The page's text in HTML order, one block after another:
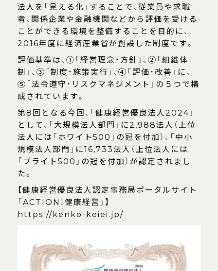
法人を「見える化」することで、従業員や求職
者、関係企業や金融機関などから評価を受ける
ことができる環境を整備することを目的に、
2016年度に経済産業省が創設した制度です。
評価基準は、①「経営理念・方針」、②「組織体
制」、③「制度・施策実行」、④「評価・改善」に、
⑤「法令遵守・リスクマネジメント」の５つで構
成されています。
第8回となる今回、「健康経営優良法人2024」
として、「大規模法人部門」に2,988法人（上位
法人には「ホワイト500」の冠を付加）、「中小
規模法人部門」に16,733法人（上位法人には
「ブライト500」の冠を付加）が認定されまし
た。
【健康経営優良法人認定事務局ポータルサイト
「ACTION！健康経営」】
https://kenko-keiei.jp/